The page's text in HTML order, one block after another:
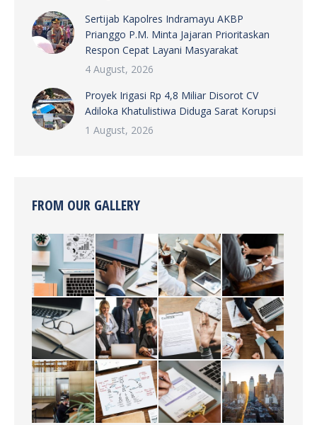
Sertijab Kapolres Indramayu AKBP
Prianggo P.M. Minta Jajaran Prioritaskan
Respon Cepat Layani Masyarakat
4 August, 2026
Proyek Irigasi Rp 4,8 Miliar Disorot CV
Adiloka Khatulistiwa Diduga Sarat Korupsi
1 August, 2026
FROM OUR GALLERY